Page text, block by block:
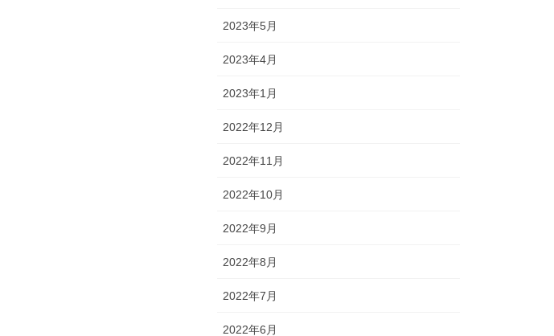
2023年5月
2023年4月
2023年1月
2022年12月
2022年11月
2022年10月
2022年9月
2022年8月
2022年7月
2022年6月